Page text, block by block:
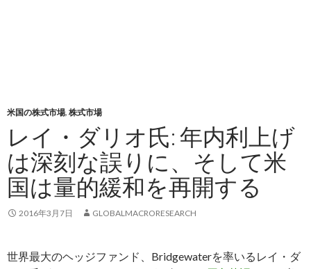
米国の株式市場, 株式市場
レイ・ダリオ氏: 年内利上げ
は深刻な誤りに、そして米
国は量的緩和を再開する
2016年3月7日 GLOBALMACRORESEARCH
世界最大のヘッジファンド、Bridgewaterを率いるレイ・ダ